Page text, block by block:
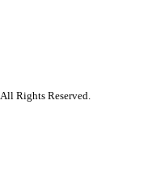
All Rights Reserved.